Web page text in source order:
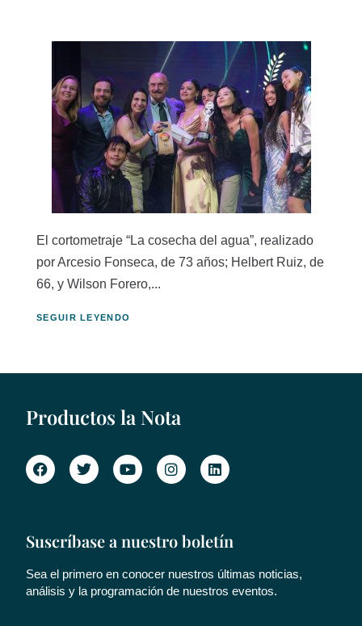
El cortometraje “La cosecha del agua”, realizado
por Arcesio Fonseca, de 73 años; Helbert Ruiz, de
66, y Wilson Forero,...
SEGUIR LEYENDO
Productos la Nota
Suscríbase a nuestro boletín
Sea el primero en conocer nuestros últimas noticias,
análisis y la programación de nuestros eventos.